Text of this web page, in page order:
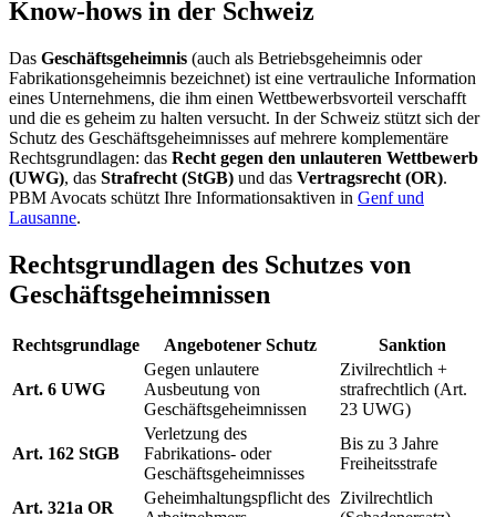
Know-hows in der Schweiz
Das Geschäftsgeheimnis (auch als Betriebsgeheimnis oder
Fabrikationsgeheimnis bezeichnet) ist eine vertrauliche Information
eines Unternehmens, die ihm einen Wettbewerbsvorteil verschafft
und die es geheim zu halten versucht. In der Schweiz stützt sich der
Schutz des Geschäftsgeheimnisses auf mehrere komplementäre
Rechtsgrundlagen: das Recht gegen den unlauteren Wettbewerb
(UWG), das Strafrecht (StGB) und das Vertragsrecht (OR).
PBM Avocats schützt Ihre Informationsaktiven in Genf und
Lausanne.
Rechtsgrundlagen des Schutzes von
Geschäftsgeheimnissen
Rechtsgrundlage Angebotener Schutz Sanktion
Art. 6 UWG
Gegen unlautere
Ausbeutung von
Geschäftsgeheimnissen
Zivilrechtlich +
strafrechtlich (Art.
23 UWG)
Art. 162 StGB
Verletzung des
Fabrikations- oder
Geschäftsgeheimnisses
Bis zu 3 Jahre
Freiheitsstrafe
Art. 321a OR
Geheimhaltungspflicht des Zivilrechtlich